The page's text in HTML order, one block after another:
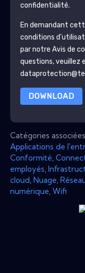
confidentialité.
En demandant
conditions
par notre Avis de
questions, veuillez
DOWNLOAD
Catégories
Applications de
Conformité
employés
cloud Nuage
numérique Wifi